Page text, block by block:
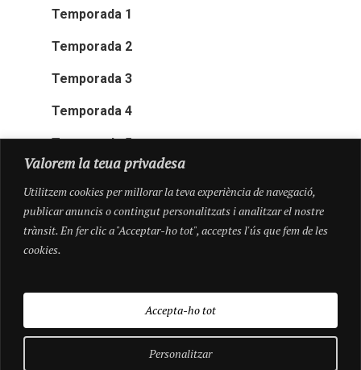
Valorem la teua privadesa
Utilitzem cookies per millorar la teva experiència de navegació,
publicar anuncis o contingut personalitzats i analitzar el nostre
trànsit. En fer clic a "Acceptar-ho tot", acceptes l'ús que fem de les
cookies.
Personalitzar
Accepta-ho tot
Temporada 1
Temporada 2
Temporada 3
Temporada 4
Temporada 5
© 2026 Pioneres.